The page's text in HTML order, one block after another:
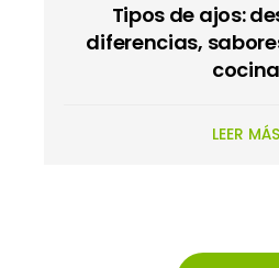
Tipos de ajos:
diferencias,
cocina
LEER MÁS